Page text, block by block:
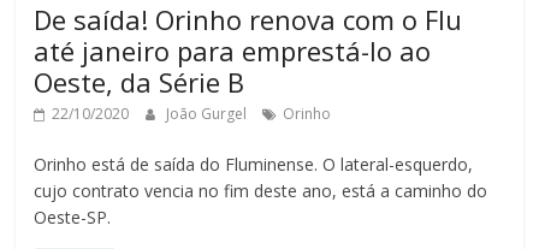
De saída! Orinho renova com o Flu
até janeiro para emprestá-lo ao
Oeste, da Série B
22/10/2020 João Gurgel Orinho
Orinho está de saída do Fluminense. O lateral-esquerdo,
cujo contrato vencia no fim deste ano, está a caminho do
Oeste-SP.